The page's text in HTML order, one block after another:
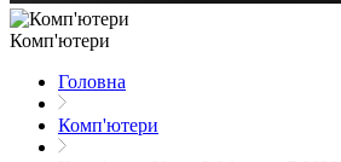
Комп'ютери
Головна
Комп'ютери